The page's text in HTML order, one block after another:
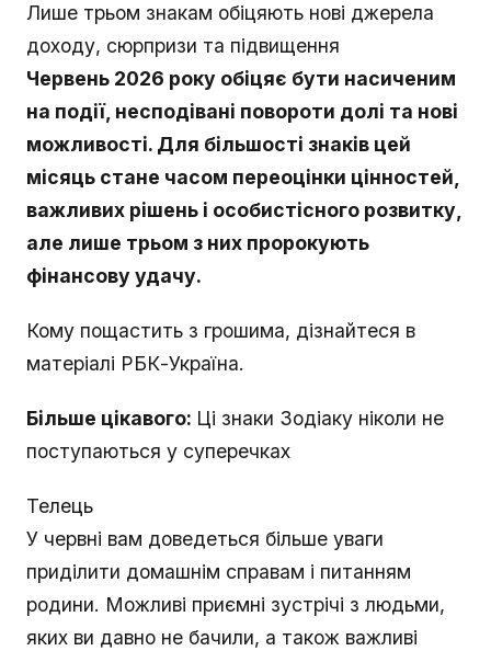
Лише трьом знакам обіцяють нові джерела
доходу, сюрпризи та підвищення
Червень 2026 року обіцяє бути насиченим
на події, несподівані повороти долі та нові
можливості. Для більшості знаків цей
місяць стане часом переоцінки цінностей,
важливих рішень і особистісного розвитку,
але лише трьом з них пророкують
фінансову удачу.
Кому пощастить з грошима, дізнайтеся в
матеріалі РБК-Україна.
Більше цікавого: Ці знаки Зодіаку ніколи не
поступаються у суперечках
Телець
У червні вам доведеться більше уваги
приділити домашнім справам і питанням
родини. Можливі приємні зустрічі з людьми,
яких ви давно не бачили, а також важливі